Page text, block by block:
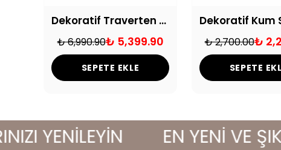
Dekoratif Traverten Puzzle
₺ 6,990.90₺ 5,399.90
SEPETE EKLE
₺ 2,700.00₺
SEPETE
EN YENİ VE ŞIK